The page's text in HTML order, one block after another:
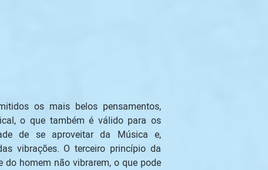
os mais belos pensamentos,
o que também é válido para os
de se aproveitar da Música e,
vibrações. O terceiro princípio da
do homem não vibrarem, o que pode